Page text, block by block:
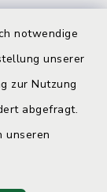
notwendige
unserer
zur Nutzung
abgefragt.
unseren